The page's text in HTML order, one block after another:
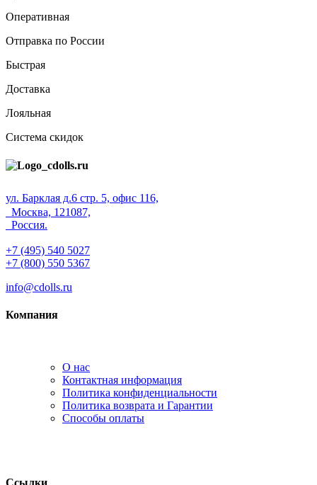
Оперативная
Отправка по России
Быстрая
Доставка
Лояльная
Система скидок
ул. Барклая д.6 стр. 5, офис 116,
Москва, 121087,
Россия.
+7 (495) 540 5027
+7 (800) 550 5367
info@cdolls.ru
Компания
О нас
Контактная информация
Политика конфиденциальности
Политика возврата и Гарантии
Способы оплаты
Ссылки